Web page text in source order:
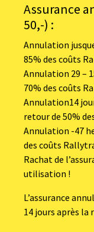
Assurance
50,-) :
Annulation
85% des coûts
Annulation 29 –
70% des coûts
Annulation14
retour de 50%
Annulation -47
des coûts
Rachat de
utilisation !
L’assurance
14 jours après la